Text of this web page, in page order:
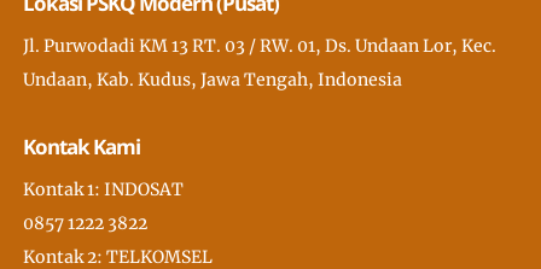
Jl. Purwodadi KM 13 RT. 03 / RW. 01, Ds. Undaan Lor, Kec.
Undaan, Kab. Kudus, Jawa Tengah, Indonesia
Kontak Kami
Kontak 1: INDOSAT
0857 1222 3822
Kontak 2: TELKOMSEL